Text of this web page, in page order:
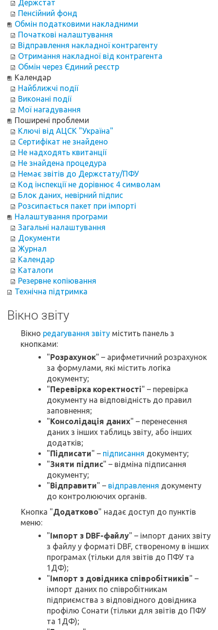
Держстат
Пенсійний фонд
Обмін податковими накладними
Початкові налаштування
Відправлення накладної контрагенту
Отримання накладної від контрагента
Обмін через Єдиний реєстр
Календар
Найближчі події
Виконані події
Мої нагадування
Поширені проблеми
Ключі від АЦСК "Україна"
Сертифікат не знайдено
Не надходять квитанції
Не знайдена процедура
Немає звітів до Держстату/ПФУ
Код інспекції не дорівнює 4 символам
Блок даних, невірний підпис
Розсипається пакет при імпорті
Налаштування програми
Загальні налаштування
Документи
Журнал
Календар
Каталоги
Резервне копіювання
Технічна підтримка
Вікно звіту
Вікно редагування звіту містить панель з
кнопками:
"Розрахунок" – арифметичний розрахунок
за формулами, які містить логіка
документу;
"Перевірка коректності" – перевірка
документу на відповідність до правил
заповнення;
"Консолідація даних" – перенесення
даних з інших таблиць звіту, або інших
додатків;
"Підписати" – підписання документу;
"Зняти підпис" – відміна підписання
документу;
"Відправити" – відправлення документу
до контролюючих органів.
Кнопка "Додатково" надає доступ до пунктів
меню:
"Імпорт з DBF-файлу" – імпорт даних звіту
з файлу у форматі DBF, створеному в інших
програмах (тільки для звітів до ПФУ та
1ДФ);
"Імпорт з довідника співробітників" –
імпорт даних по співробітникам
підприємства з відповідного довідника
профілю Сонати (тільки для звітів до ПФУ
та 1ДФ);